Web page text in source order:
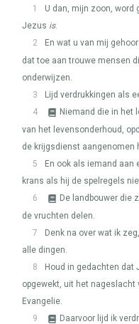
1
U dan, mijn zoon, word
Jezus is.
2
En wat u van mij
dat toe aan trouwe mensen
onderwijzen.
3
Lijd verdrukkingen als
4
Niemand die in het
van het levensonderhoud,
de krijgsdienst aangenomen
5
En ook als iemand
krans als hij de spelregels
6
De landbouwer die
de vruchten delen.
7
Denk na over wat ik
alle dingen.
8
Houd in gedachten dat
opgewekt, uit het nageslacht
Evangelie.
9
Daarvoor lijd ik